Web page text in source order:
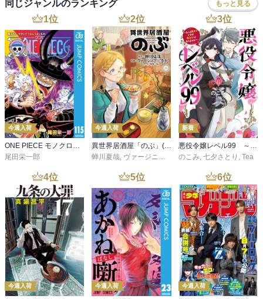
同じジャンルのランキング もっと見る
1位
今週入荷
ONE PIECE モノクロ版 115
尾田栄一郎
2位
今週入荷
異世界居酒屋「のぶ」(22)
蝉川夏哉, ヴァージニア二等兵 ,転
3位
新着
悪役令嬢レベル99 ～私は裏ボスですが魔王ではありません～ その６
のこみ, 七夕さとり , Tea
4位
今週入荷
5位
今週入荷
6位
今週入荷